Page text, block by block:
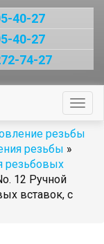
40-27
40-27
74-27
резьбы
резьбы »
резьбовых
12 Ручной
вставок, с